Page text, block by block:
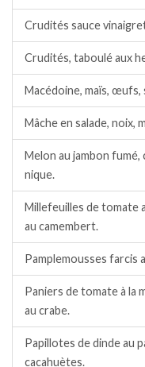
Crudités sauce
Crudités, taboulé aux
Macédoine, maïs, œufs,
Mâche en salade, noix,
Melon au jambon
nique.
Millefeuilles de tomate
au camembert.
Pamplemousses farcis
Paniers de tomate à la
au crabe.
Papillotes de dinde au
cacahuètes.